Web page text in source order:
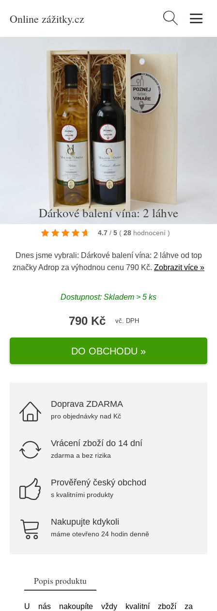
Online zážitky.cz Vyhledávání
Dárkové balení vína: 2 láhve
4.7 / 5 ( 28 hodnocení )
Dnes jsme vybrali: Dárkové balení vína: 2 láhve od top
značkyAdrop za výhodnou cenu 790 Kč. Zobrazit více »
Dostupnost: Skladem > 5 ks
790 Kč vč. DPH
DO OBCHODU »
Doprava ZDARMA
pro objednávky nad Kč
Vrácení zboží do 14 dní
zdarma a bez rizika
Prověřený český obchod
s kvalitními produkty
Nakupujte kdykoli
máme otevřeno 24 hodin denně
Popis produktu
U nás nakoupíte vždy kvalitní zboží za